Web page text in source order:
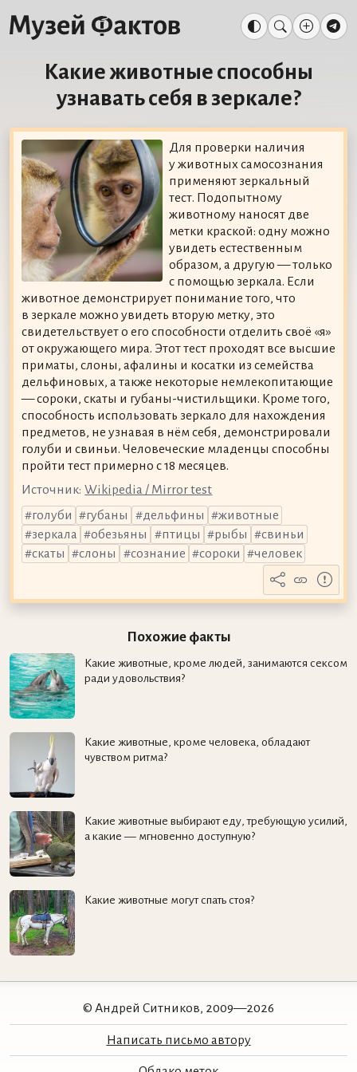
Какие животные способны
узнавать себя в зеркале?
Для проверки наличия
у животных самосознания
применяют зеркальный
тест. Подопытному
животному наносят две
метки краской: одну можно
увидеть естественным
образом, а другую — только
с помощью зеркала. Если
животное демонстрирует понимание того, что
в зеркале можно увидеть вторую метку, это
свидетельствует о его способности отделить своё «я»
от окружающего мира. Этот тест проходят все высшие
приматы, слоны, афалины и косатки из семейства
дельфиновых, а также некоторые немлекопитающие
— сороки, скаты и губаны-чистильщики. Кроме того,
способность использовать зеркало для нахождения
предметов, не узнавая в нём себя, демонстрировали
голуби и свиньи. Человеческие младенцы способны
пройти тест примерно с 18 месяцев.
Источник: Wikipedia / Mirror test
голуби
губаны дельфины
животные
зеркала
обезьяны птицы рыбы
свиньи
скаты
слоны сознание сороки человек
Похожие факты
Какие животные, кроме людей, занимаются сексом
ради удовольствия?
Какие животные, кроме человека, обладают
чувством ритма?
Какие животные выбирают еду, требующую усилий,
а какие — мгновенно доступную?
Какие животные могут спать стоя?
© Андрей Ситников, 2009—2026
Написать письмо автору